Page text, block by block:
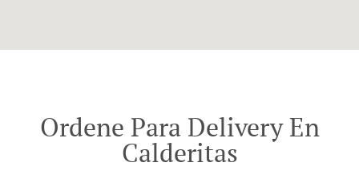
Ordene Para Delivery En
Calderitas